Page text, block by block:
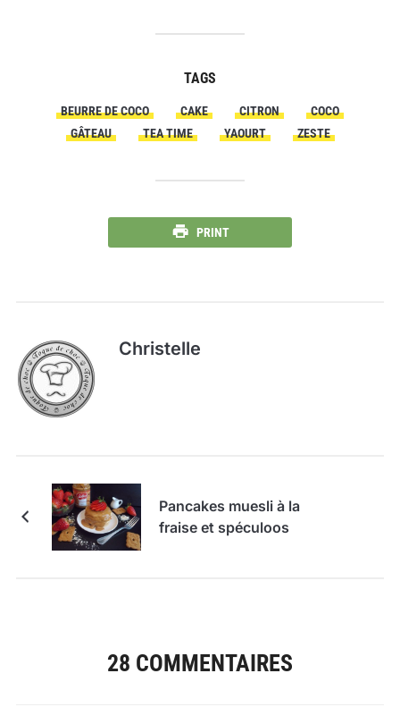
TAGS
BEURRE DE COCO CAKE CITRON
COCO
GÂTEAU
TEA TIME YAOURT ZESTE
PRINT
Christelle
Pancakes muesli à la
fraise et spéculoos
28 COMMENTAIRES